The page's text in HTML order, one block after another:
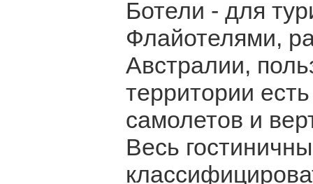
Ботели - для
Флайотелями,
Австралии,
территории
самолетов и
Весь